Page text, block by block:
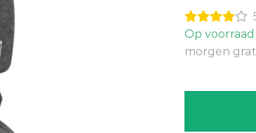
Op voorraad
morgen